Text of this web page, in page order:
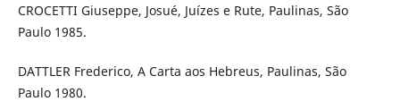
CROCETTI Giuseppe, Josué, Juízes e Rute, Paulinas, São
Paulo 1985.
DATTLER Frederico, A Carta aos Hebreus, Paulinas, São
Paulo 1980.